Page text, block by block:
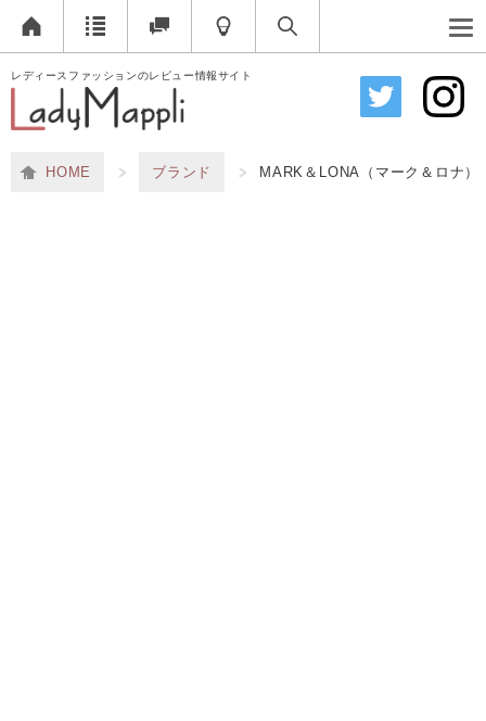
レディースファッションのレビュー情報サイト
HOME ブランド MARK＆LONA（マーク＆ロナ）